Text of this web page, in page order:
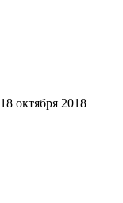
18 октября 2018